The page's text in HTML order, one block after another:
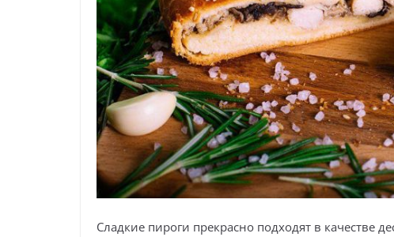
Сладкие пироги прекрасно подходят в качестве